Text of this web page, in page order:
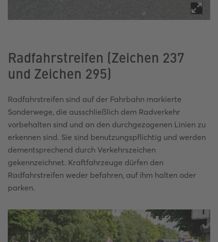
Radfahrstreifen (Zeichen 237
und Zeichen 295)
Radfahrstreifen sind auf der Fahrbahn markierte
Sonderwege, die ausschließlich dem Radverkehr
vorbehalten sind und an den durchgezogenen Linien zu
erkennen sind. Sie sind benutzungspflichtig und werden
dementsprechend durch Verkehrszeichen
gekennzeichnet. Kraftfahrzeuge dürfen den
Radfahrstreifen weder befahren, auf ihm halten oder
parken.